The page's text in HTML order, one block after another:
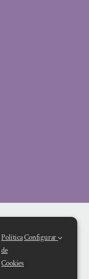
Política
de
Cookies
Configurar